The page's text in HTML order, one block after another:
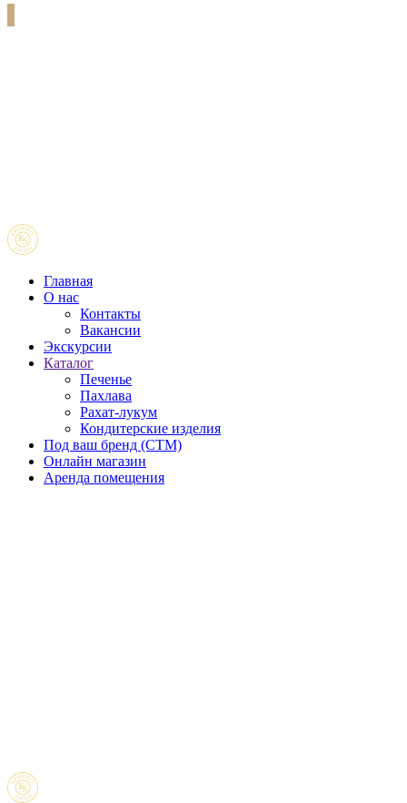
Главная
О нас
Контакты
Вакансии
Экскурсии
Каталог
Печенье
Пахлава
Рахат-лукум
Кондитерские изделия
Под ваш бренд (CTM)
Онлайн магазин
Аренда помещения